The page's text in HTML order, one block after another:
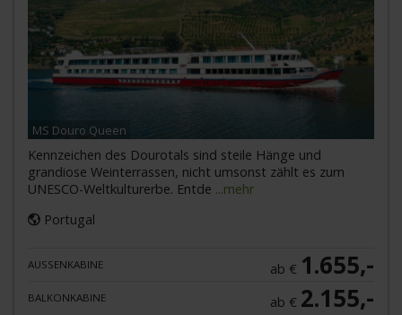
MS Douro Queen
Kennzeichen des Dourotals sind steile Hänge und
grandiose Weinterrassen, nicht umsonst zählt es zum
UNESCO-Weltkulturerbe. Entde ...mehr
Portugal
AUSSENKABINE ab € 1.655,-
BALKONKABINE ab € 2.155,-